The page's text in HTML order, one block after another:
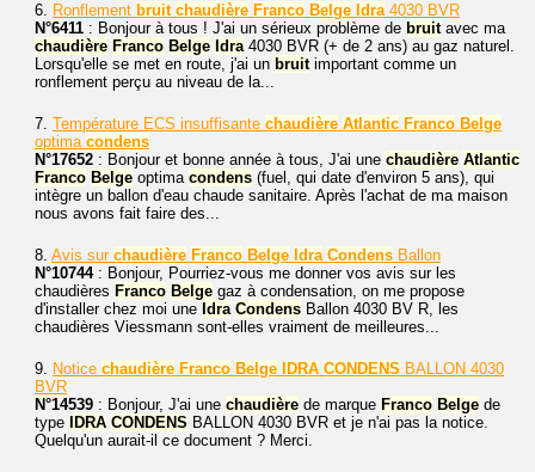
6. Ronflement bruit chaudière Franco Belge Idra4030 BVR
N°6411 : Bonjour à tous ! J'ai un sérieux problème de bruitavec ma
chaudière Franco Belge Idra4030 BVR (+ de 2 ans) au gaz naturel.
Lorsqu'elle se met en route, j'ai un bruitimportant comme un
ronflement perçu au niveau de la...
7. Température ECS insuffisante chaudière Atlantic Franco Belge
optima condens
N°17652 : Bonjour et bonne année à tous, J'ai une chaudière Atlantic
Franco Belge optima condens (fuel, qui date d'environ 5 ans), qui
intègre un ballon d'eau chaude sanitaire. Après l'achat de ma maison
nous avons fait faire des...
8. Avis sur chaudière Franco Belge Idra Condens Ballon
N°10744: Bonjour, Pourriez-vous me donner vos avis sur les
chaudières Franco Belge gaz à condensation, on me propose
d'installer chez moi une Idra Condens Ballon 4030 BV R, les
chaudières Viessmann sont-elles vraiment de meilleures...
9. Notice chaudière Franco Belge IDRA CONDENS BALLON 4030
BVR
N°14539 : Bonjour, J'ai une chaudière de marque Franco Belge de
type
IDRA CONDENS BALLON 4030 BVR et je n'ai pas la notice.
Quelqu'un aurait-il ce document ? Merci.